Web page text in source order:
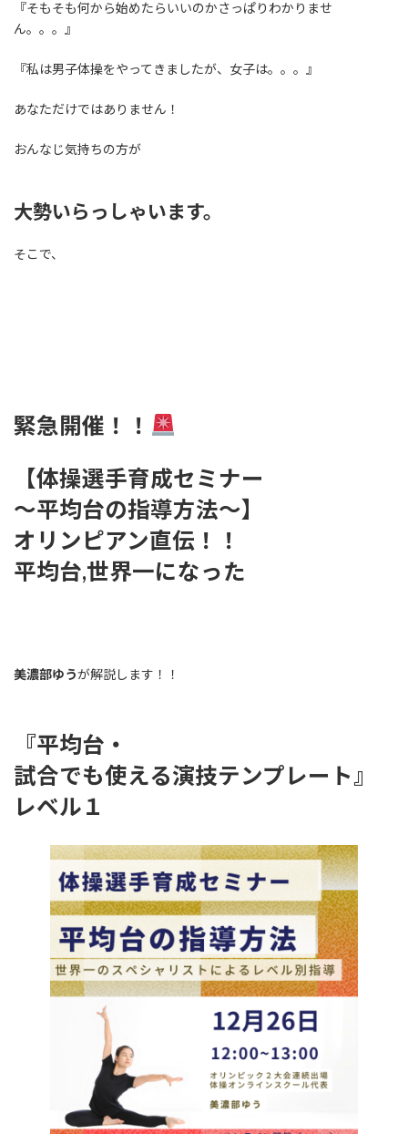
『そもそも何から始めたらいいのかさっぱりわかりませ
ん。。。』
『私は男子体操をやってきましたが、女子は。。。』
あなただけではありません！
おんなじ気持ちの方が
大勢いらっしゃいます。
そこで、
緊急開催！！
【体操選手育成セミナー
〜平均台の指導方法〜】
オリンピアン直伝！！
平均台,世界一になった
美濃部ゆうが解説します！！
『平均台・
試合でも使える演技テンプレート』
レベル１